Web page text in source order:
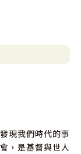
現我們時代的事
，是基督與世人